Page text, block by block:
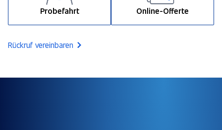
Probefahrt Online-Offerte
Rückruf vereinbaren